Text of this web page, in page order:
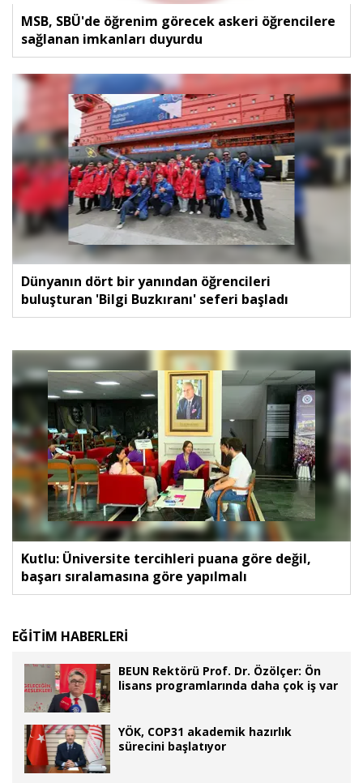
MSB, SBÜ'de öğrenim görecek askeri öğrencilere
sağlanan imkanları duyurdu
Dünyanın dört bir yanından öğrencileri
buluşturan 'Bilgi Buzkıranı' seferi başladı
Kutlu: Üniversite tercihleri puana göre değil,
başarı sıralamasına göre yapılmalı
EĞİTİM HABERLERİ
BEUN Rektörü Prof. Dr. Özölçer: Ön
lisans programlarında daha çok iş var
YÖK, COP31 akademik hazırlık
sürecini başlatıyor